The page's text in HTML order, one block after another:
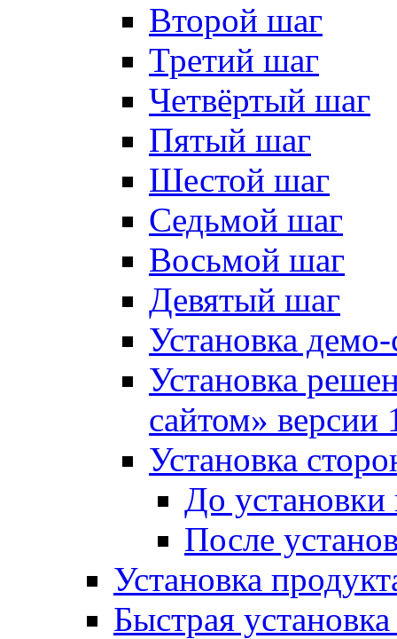
Второй шаг
Третий шаг
Четвёртый шаг
Пятый шаг
Шестой шаг
Седьмой шаг
Восьмой шаг
Девятый шаг
Установка
Установка
сайтом»
Установка
До установки
После
Установка
Быстрая